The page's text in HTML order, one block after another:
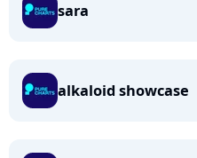
sara
alkaloid showcase